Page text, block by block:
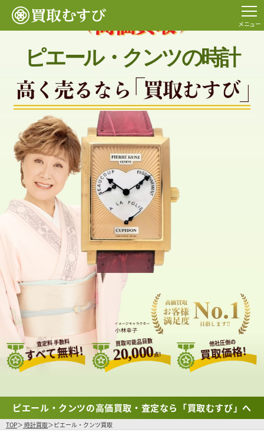
メニュー
ピエール・クンツの時計
査定料 手数料
すべて無料!
買取可能品目数
20,000点!
他社圧倒の
買取価格!
ピエール・クンツの高価買取・査定なら「買取むすび」へ
TOP 時計買取 ピエール・クンツ買取